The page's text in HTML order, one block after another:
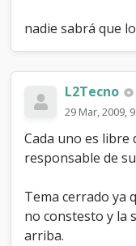
nadie sabrá que
L2Tecno
29 Mar, 2009,
Cada uno es libre
responsable de
Tema cerrado ya
no constesto y la
arriba.